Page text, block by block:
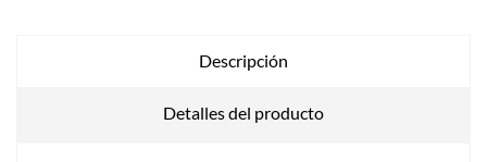
Descripción
Detalles del producto